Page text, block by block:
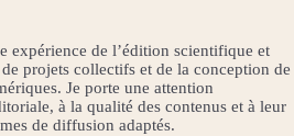
expérience de l’édition scientifique et
projets collectifs et de la conception de
Je porte une attention
à la qualité des contenus et à leur
de diffusion adaptés.